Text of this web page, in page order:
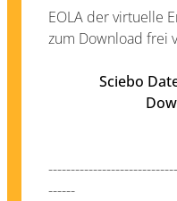
EOLA der virtuelle
zum Download frei
Sciebo
------